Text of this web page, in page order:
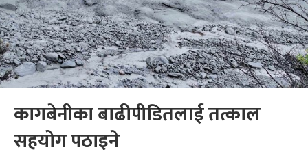
कागबेनीका बाढीपीडितलाई तत्काल
सहयोग पठाइने